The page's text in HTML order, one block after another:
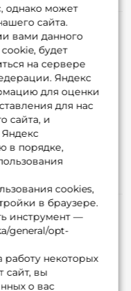
однако может
сайта.
вами данного
будет
на сервере
Яндекс
для оценки
для нас
сайта, и
Яндекс
в порядке,
cookies,
в браузере.
инструмент —
general/opt-
работу некоторых
сайт, вы
о вас